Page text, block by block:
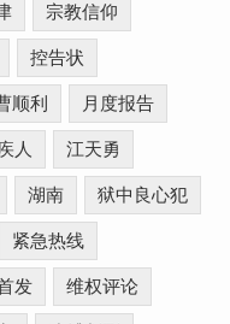
宗教信仰
控告状
顺利 月度报告
人 江天勇
湖南 狱中良心犯
紧急热线
发 维权评论